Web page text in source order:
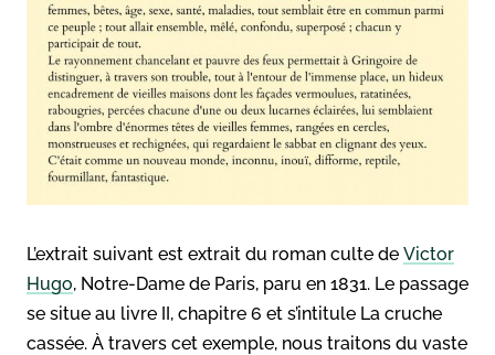
L’extrait suivant est extrait du roman culte de Victor
Hugo, Notre-Dame de Paris, paru en 1831. Le passage
se situe au livre II, chapitre 6 et s’intitule La cruche
cassée. À travers cet exemple, nous traitons du vaste